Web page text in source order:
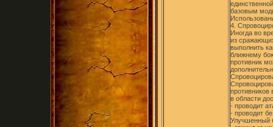
базовым
4.
Иногда во
из
выполнить
ближнему
противник
противников
в области
- проводит
- проводит
Улучшенный